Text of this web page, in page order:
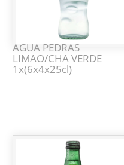
AGUA PEDRAS
LIMAO/CHA VERDE
1x(6x4x25cl)